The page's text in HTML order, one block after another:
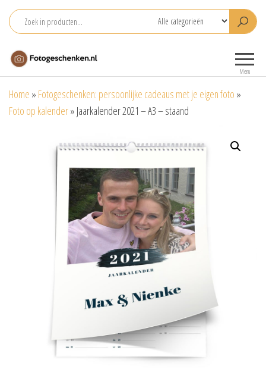
naar
inhoud
voor je foto
Menu
Home » Fotogeschenken: persoonlijke cadeaus met je eigen foto »
Foto op kalender» Jaarkalender 2021 – A3 – staand